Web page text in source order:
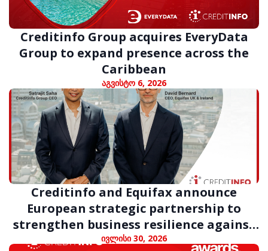
Creditinfo Group acquires EveryData
Group to expand presence across the
Caribbean
აგვისტო 6, 2026
Creditinfo and Equifax announce
European strategic partnership to
strengthen business resilience against
digital fraud
ივლისი 30, 2026